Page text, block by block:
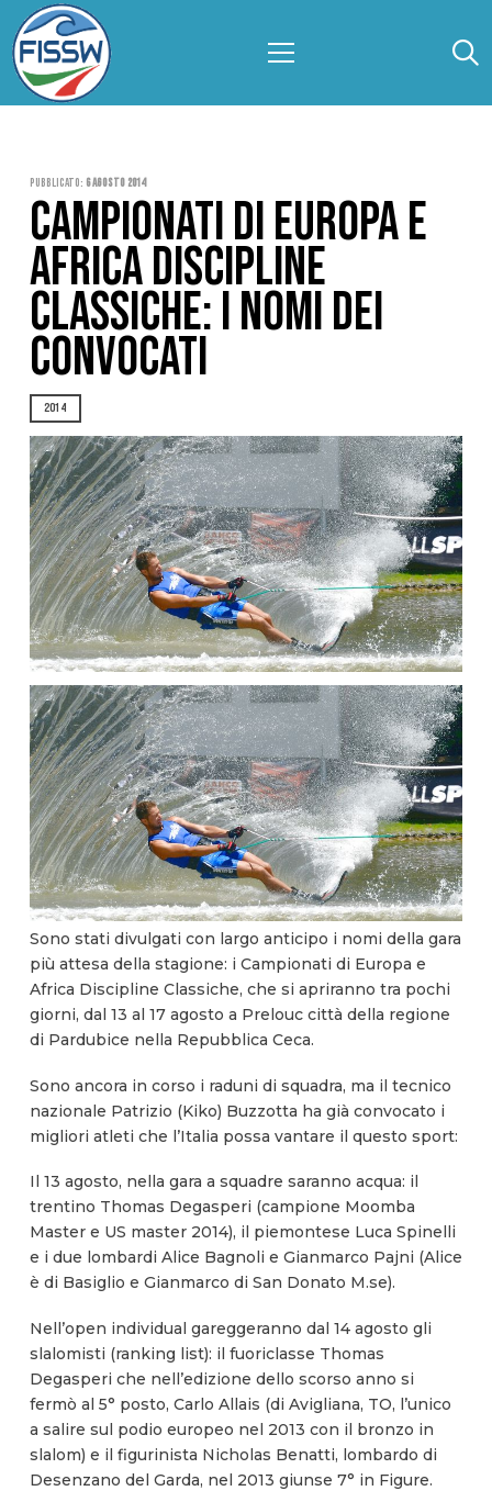
Pubblicato: 6 Agosto 2014
CAMPIONATI DI EUROPA E
AFRICA DISCIPLINE
CLASSICHE: I NOMI DEI
CONVOCATI
2014
Sono stati divulgati con largo anticipo i nomi della gara
più attesa della stagione: i Campionati di Europa e
Africa Discipline Classiche, che si apriranno tra pochi
giorni, dal 13 al 17 agosto a Prelouc città della regione
di Pardubice nella Repubblica Ceca.
Sono ancora in corso i raduni di squadra, ma il tecnico
nazionale Patrizio (Kiko) Buzzotta ha già convocato i
migliori atleti che l’Italia possa vantare il questo sport:
Il 13 agosto, nella gara a squadre saranno acqua: il
trentino Thomas Degasperi (campione Moomba
Master e US master 2014), il piemontese Luca Spinelli
e i due lombardi Alice Bagnoli e Gianmarco Pajni (Alice
è di Basiglio e Gianmarco di San Donato M.se).
Nell’open individual gareggeranno dal 14 agosto gli
slalomisti (ranking list): il fuoriclasse Thomas
Degasperi che nell’edizione dello scorso anno si
fermò al 5° posto, Carlo Allais (di Avigliana, TO, l’unico
a salire sul podio europeo nel 2013 con il bronzo in
slalom) e il figurinista Nicholas Benatti, lombardo di
Desenzano del Garda, nel 2013 giunse 7° in Figure.